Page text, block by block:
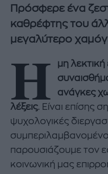
Πρόσφερε ένα
καθρέφτης του
μεγαλύτερο
Η
μη λεκτική
ανάγκες
λέξεις. Είναι επίσης
ψυχολογικές
παρουσιάζουμε τον
κοινωνική μας